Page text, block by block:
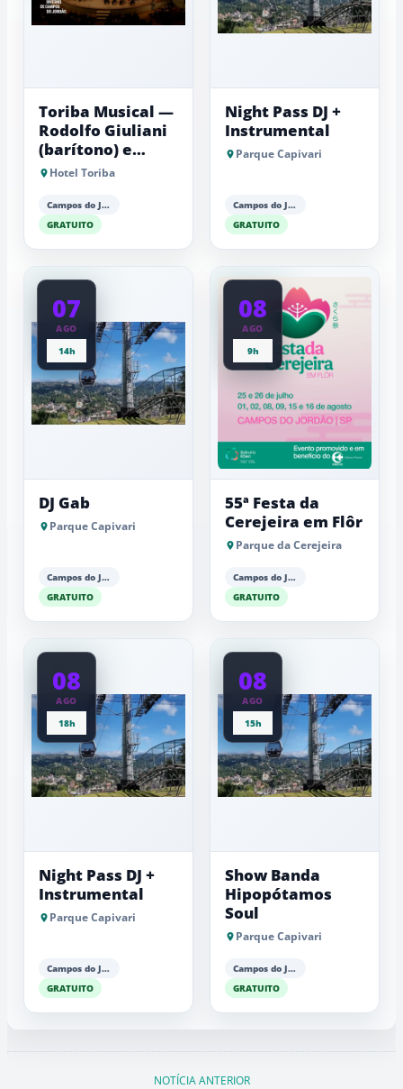
Toriba Musical —
Rodolfo Giuliani
(barítono) e
Antonio Luiz
Hotel Toriba
Campos do Jordão
GRATUITO
Night Pass DJ +
Instrumental
Parque Capivari
Campos do Jordão
GRATUITO
07
AGO
14h
DJ Gab
Parque Capivari
Campos do Jordão
GRATUITO
08
AGO
9h
55ª Festa da
Cerejeira em Flôr
Parque da Cerejeira
Campos do Jordão
GRATUITO
08
AGO
18h
Night Pass DJ +
Instrumental
Parque Capivari
Campos do Jordão
GRATUITO
08
AGO
15h
Show Banda
Hipopótamos
Soul
Parque Capivari
Campos do Jordão
GRATUITO
NOTÍCIA ANTERIOR